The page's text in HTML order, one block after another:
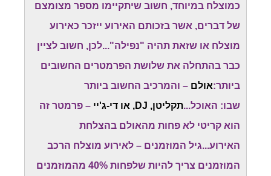
כמוצלח במיוחד, חשוב שיתקיימו מספר מצומצם
של דברים, אשר בזכותם האירוע ייזכר כאירוע
מוצלח או שזאת תהיה "נפילה"...לכן, חשוב לציין
כבר בהתחלה את שלושת הפרמטרים החשובים
ביותר:אולם – והמרכיב החשוב ביותר
שבו: האוכל...תקליטן, DJ, או די-ג'יי
– פרמטר זה
הוא קריטי לא פחות מהאולם בהצלחת
האירוע...גיל המוזמנים – לאירוע מוצלח הרכב
המוזמנים צריך להיות שלפחות 40% מהמוזמנים